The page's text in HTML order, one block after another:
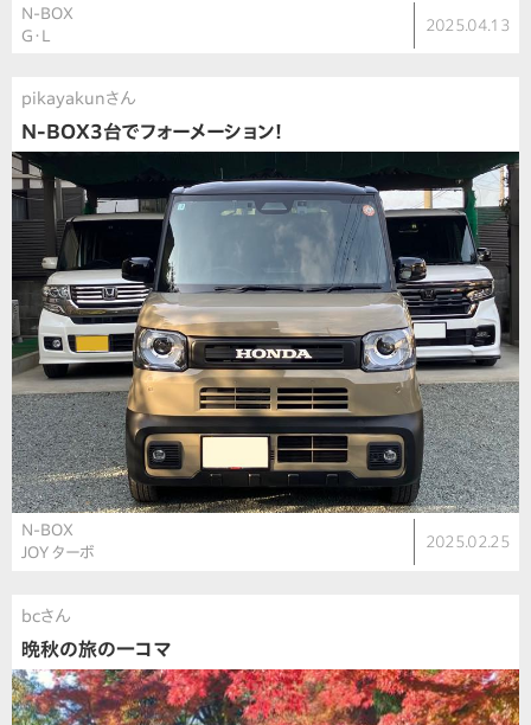
N-BOX
G・L
2025.04.13
pikayakunさん
N-BOX3台でフォーメーション！
N-BOX
JOY ターボ
2025.02.25
bcさん
晩秋の旅の一コマ